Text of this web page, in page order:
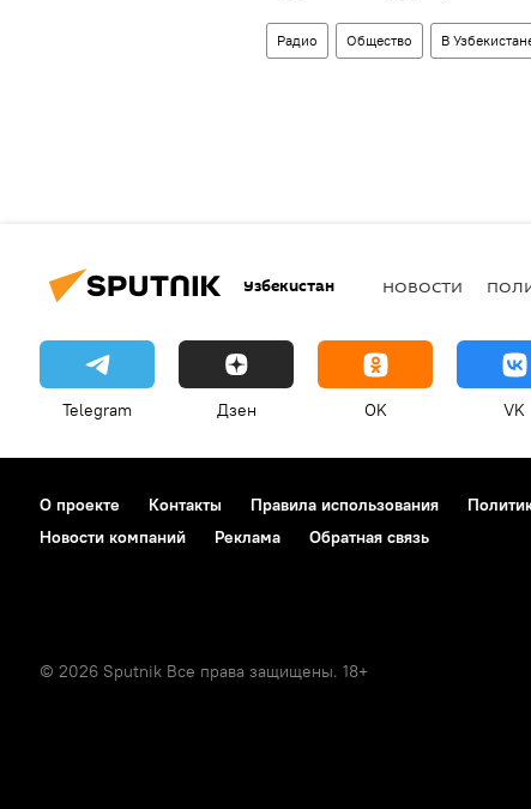
Радио Общество В
Узбекистан НОВОСТИ
Telegram Дзен OK VK
О проекте Контакты Правила использования
Новости компаний
Реклама Обратная связь
© 2026 Sputnik Все права защищены. 18+